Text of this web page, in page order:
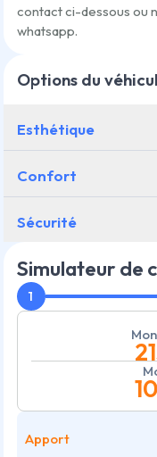
contact ci-dessous ou
whatsapp.
Options du
Esthétique
Confort
Sécurité
Simulateur de
1
Apport